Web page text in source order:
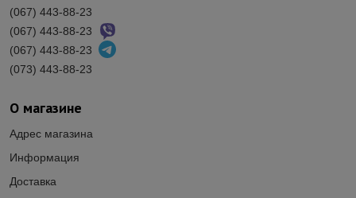
О магазине
Адрес магазина
Информация
Доставка
(067) 443-88-23
(067) 443-88-23
(067) 443-88-23
(073) 443-88-23